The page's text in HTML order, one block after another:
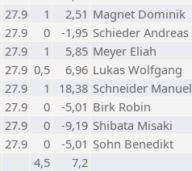
27.9 1 2,51 Magnet Dominik
27.9 0 -1,95 Schieder Andreas
27.9 1 5,85 Meyer Eliah
27.9 0,5 6,96 Lukas Wolfgang
27.9 1 18,38 Schneider Manuel
27.9 0 -5,01 Birk Robin
27.9 0 -9,19 Shibata Misaki
27.9 0 -5,01 Sohn Benedikt
4,5
7,2